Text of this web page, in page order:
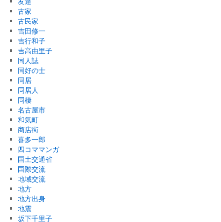
古家
古民家
吉田修一
吉行和子
吉高由里子
同人誌
同好の士
同居
同居人
同棲
名古屋市
和気町
商店街
喜多一郎
四コママンガ
国土交通省
国際交流
地域交流
地方
地方出身
地震
坂下千里子